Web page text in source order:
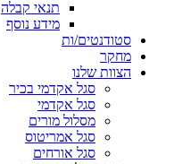
תנאי קבלה
מידע נוסף
סטודנטים/ות
מחקר
הצוות שלנו
סגל אקדמי בכיר
סגל אקדמי
מסלול מורים
סגל אמריטוס
סגל אורחים